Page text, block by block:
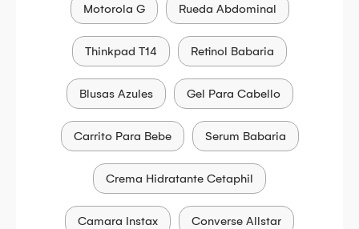
Motorola G Rueda Abdominal
Thinkpad T14 Retinol Babaria
Blusas Azules Gel Para Cabello
Carrito Para Bebe Serum Babaria
Crema Hidratante Cetaphil
Camara Instax Converse Allstar